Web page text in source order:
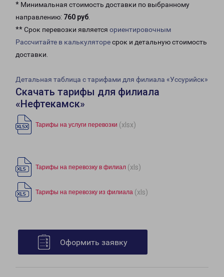
* Минимальная стоимость доставки по выбранному
направлению: 760 руб.
** Срок перевозки является ориентировочным
Рассчитайте в калькуляторесрок и детальную стоимость
доставки.
Детальная таблица с тарифами для филиала «Уссурийск»
Скачать тарифы для филиала
«Нефтекамск»
Тарифы на услуги перевозки (xlsx)
Тарифы на перевозку в филиал (xls)
Тарифы на перевозку из филиала (xls)
Оформить заявку